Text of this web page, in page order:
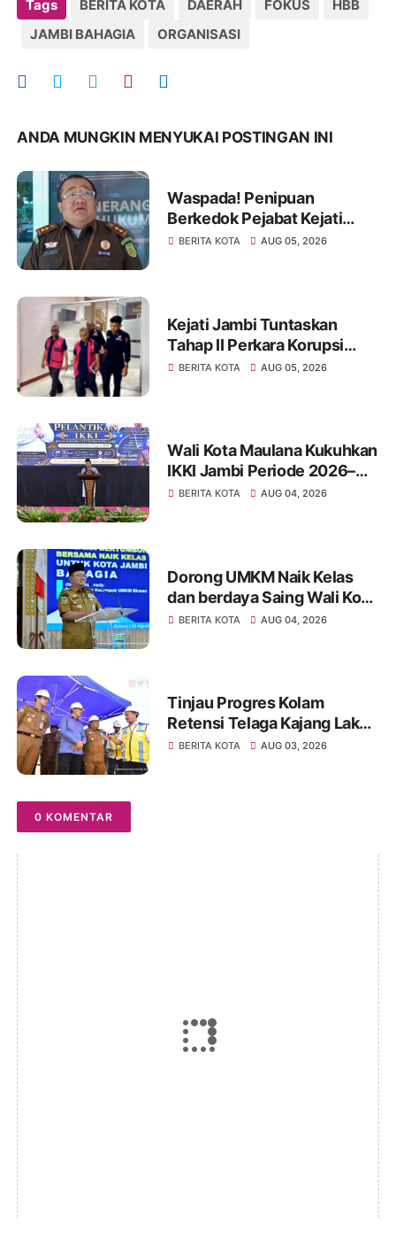
Tags BERITA KOTA DAERAH FOKUS
HBB
JAMBI BAHAGIA
ORGANISASI
ANDA MUNGKIN MENYUKAI POSTINGAN INI
Waspada! Penipuan
Berkedok Pejabat Kejati
Jambi, Warga Diminta
BERITA KOTA AUG 05, 2026
Kejati Jambi Tuntaskan
Tahap II Perkara Korupsi
Pengadaan Tanah Akses
BERITA KOTA AUG 05, 2026
Wali Kota Maulana Kukuhkan
IKKI Jambi Periode 2026–
2031, Perkuat Persaudaraan
BERITA KOTA AUG 04, 2026
Dorong UMKM Naik Kelas
dan berdaya Saing Wali Kota
Maulana kukuhkan 35
BERITA KOTA AUG 04, 2026
Tinjau Progres Kolam
Retensi Telaga Kajang Lako,
Wali Kota Maulana dan
BERITA KOTA AUG 03, 2026
0 KOMENTAR